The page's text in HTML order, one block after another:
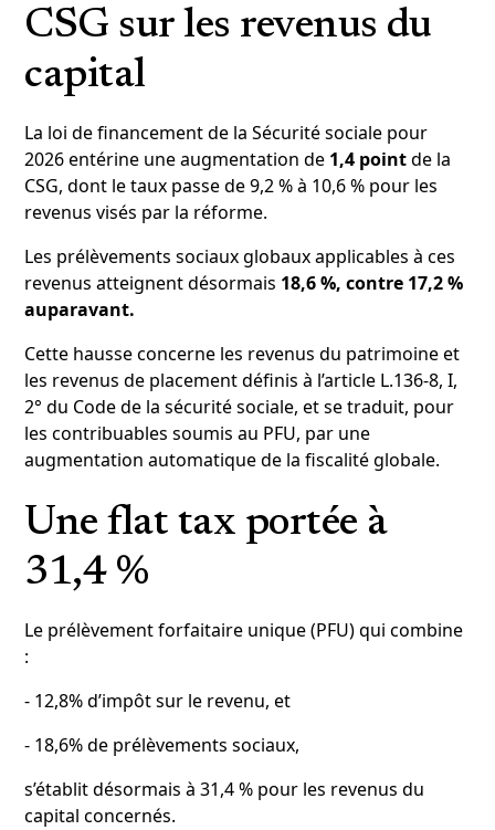
CSG sur les revenus du
capital
La loi de financement de la Sécurité sociale pour
2026 entérine une augmentation de 1,4 pointde la
CSG, dont le taux passe de 9,2 % à 10,6 % pour les
revenus visés par la réforme.
Les prélèvements sociaux globaux applicables à ces
revenus atteignent désormais 18,6 %, contre 17,2 %
auparavant.
Cette hausse concerne les revenus du patrimoine et
les revenus de placement définis à l’article L.136-8, I,
2° du Code de la sécurité sociale, et se traduit, pour
les contribuables soumis au PFU, par une
augmentation automatique de la fiscalité globale.
Une flat tax portée à
31,4 %
Le prélèvement forfaitaire unique (PFU) qui combine
:
- 12,8% d’impôt sur le revenu, et
- 18,6% de prélèvements sociaux,
s’établit désormais à 31,4 % pour les revenus du
capital concernés.